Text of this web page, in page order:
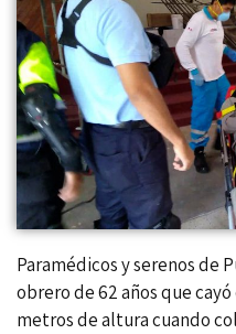
Paramédicos y serenos de
obrero de 62 años que
metros de altura cuando